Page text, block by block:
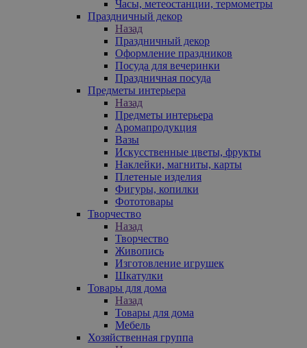
Часы, метеостанции, термометры
Праздничный декор
Назад
Праздничный декор
Оформление праздников
Посуда для вечеринки
Праздничная посуда
Предметы интерьера
Назад
Предметы интерьера
Аромапродукция
Вазы
Искусственные цветы, фрукты
Наклейки, магниты, карты
Плетеные изделия
Фигуры, копилки
Фототовары
Творчество
Назад
Творчество
Живопись
Изготовление игрушек
Шкатулки
Товары для дома
Назад
Товары для дома
Мебель
Хозяйственная группа